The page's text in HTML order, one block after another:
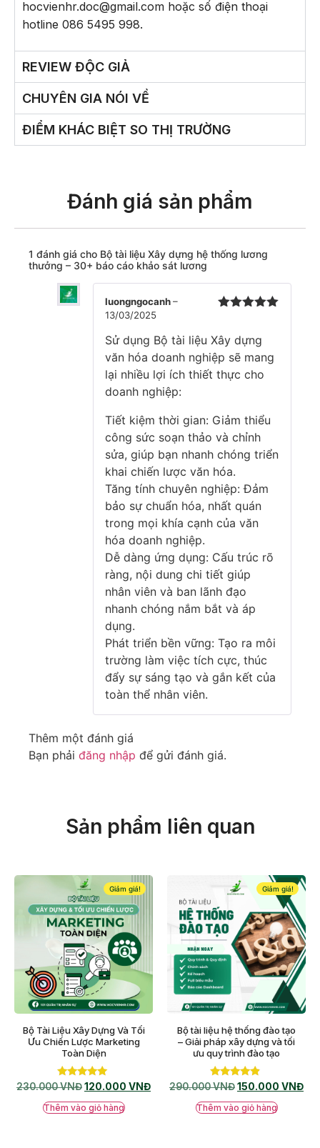
hocvienhr.doc@gmail.com hoặc số điện thoại
hotline 086 5495 998.
REVIEW ĐỘC GIẢ
CHUYÊN GIA NÓI VỀ
ĐIỂM KHÁC BIỆT SO THỊ TRƯỜNG
Đánh giá sản phẩm
1 đánh giá cho Bộ tài liệu Xây dựng hệ thống lương
thưởng – 30+ báo cáo khảo sát lương
sao
luongngocanh–
13/03/2025
Sử dụng Bộ tài liệu Xây dựng
văn hóa doanh nghiệp sẽ mang
lại nhiều lợi ích thiết thực cho
doanh nghiệp:
Tiết kiệm thời gian: Giảm thiểu
công sức soạn thảo và chỉnh
sửa, giúp bạn nhanh chóng triển
khai chiến lược văn hóa.
Tăng tính chuyên nghiệp: Đảm
bảo sự chuẩn hóa, nhất quán
trong mọi khía cạnh của văn
hóa doanh nghiệp.
Dễ dàng ứng dụng: Cấu trúc rõ
ràng, nội dung chi tiết giúp
nhân viên và ban lãnh đạo
nhanh chóng nắm bắt và áp
dụng.
Phát triển bền vững: Tạo ra môi
trường làm việc tích cực, thúc
đẩy sự sáng tạo và gắn kết của
toàn thể nhân viên.
Thêm một đánh giá
Bạn phải đăng nhập để gửi đánh giá.
Sản phẩm liên quan
Giảm giá!
Bộ Tài Liệu Xây Dựng Và Tối
Ưu Chiến Lược Marketing
Toàn Diện
Được xếp
hạng
5.00
5 sao
230.000VNĐ120.000 VNĐ
Thêm vào giỏ hàng
Giảm giá!
Bộ tài liệu hệ thống đào tạo
– Giải pháp xây dựng và tối
ưu quy trình đào tạo
Được xếp
hạng
4.67
5 sao
290.000VNĐ150.000 VNĐ
Thêm vào giỏ hàng